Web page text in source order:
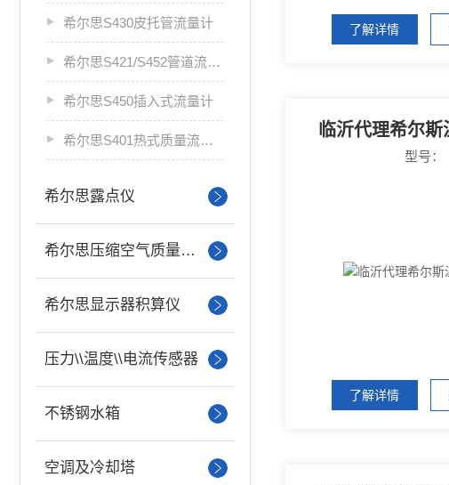
希尔思S430皮托管流量计
希尔思S421/S452管道流量计
希尔思S450插入式流量计
希尔思S401热式质量流量计
希尔思露点仪
希尔思压缩空气质量分析
希尔思显示器积算仪
压力\\温度\\电流传感器
不锈钢水箱
空调及冷却塔
了解详情
临沂代理希尔斯
型号：
了解详情